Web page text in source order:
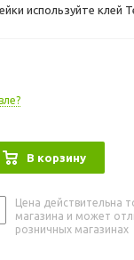
используйте клей
В корзину
Цена действительна
магазина и может
розничных магазинах